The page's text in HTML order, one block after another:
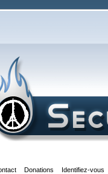
Donations Identifiez-vous